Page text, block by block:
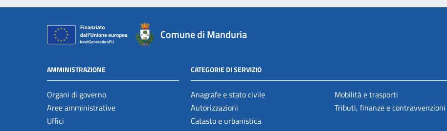
Comune di Manduria
AMMINISTRAZIONE
Organi di governo
Aree amministrative
Uffici
CATEGORIE DI SERVIZIO
Anagrafe e stato civile
Autorizzazioni
Catasto e urbanistica
Mobilità e trasporti
Tributi, finanze e contravvenzioni